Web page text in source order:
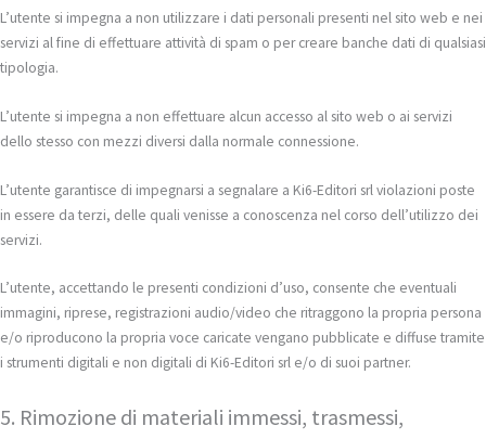
L’utente si impegna a non utilizzare i dati personali presenti nel sito web e nei
servizi al fine di effettuare attività di spam o per creare banche dati di qualsiasi
tipologia.
L’utente si impegna a non effettuare alcun accesso al sito web o ai servizi
dello stesso con mezzi diversi dalla normale connessione.
L’utente garantisce di impegnarsi a segnalare a Ki6-Editori srl violazioni poste
in essere da terzi, delle quali venisse a conoscenza nel corso dell’utilizzo dei
servizi.
L’utente, accettando le presenti condizioni d’uso, consente che eventuali
immagini, riprese, registrazioni audio/video che ritraggono la propria persona
e/o riproducono la propria voce caricate vengano pubblicate e diffuse tramite
i strumenti digitali e non digitali di Ki6-Editori srl e/o di suoi partner.
5. Rimozione di materiali immessi, trasmessi,